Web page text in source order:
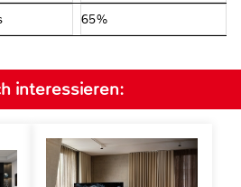
65%
interessieren: